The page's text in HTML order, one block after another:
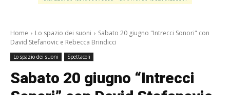
Home Lo spazio dei suoni
Sabato 20 giugno "Intrecci Sonori" con
David Stefanovic e Rebecca Brindicci
Lo spazio dei suoni Spettacoli
Sabato 20 giugno “Intrecci